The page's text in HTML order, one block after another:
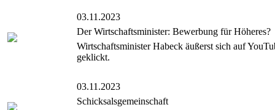
03.11.2023
Der Wirtschaftsminister: Bewerbung für Höheres?
Wirtschaftsminister Habeck äußerst sich auf
geklickt.
03.11.2023
Schicksalsgemeinschaft